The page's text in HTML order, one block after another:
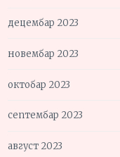
децембар 2023
новембар 2023
октобар 2023
септембар 2023
август 2023